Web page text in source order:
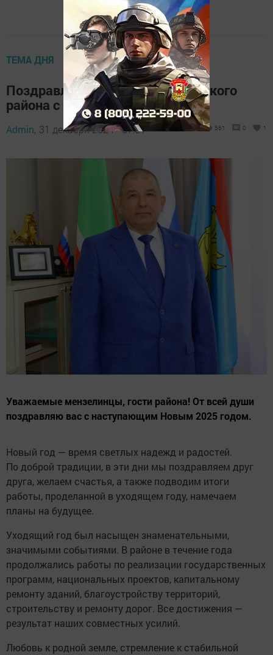
ТЕМА ДНЯ
Поздравление главы Мензелинского
района с Новым годом
Admin, 31 декабря 2024 - 07:51 561 0 1
Уважаемые мензелинцы, гости района! От всей души
поздравляю вас с наступающим Новым 2025 годом.
Новый год — время светлых надежд и радостей.
По доброй традиции, в эти дни мы поздравляем друг
друга, желаем счастья, а также подводим итоги
работы, проделанной в уходящем году, намечаем
планы на будущее.
Уходящий год был насыщен знаменательными,
значимыми событиями. В районе в течение года
продолжались работы по реализации государственных
программ, национальных проектов, капитальному
ремонту зданий, благоустройству территорий,
строительству и ремонту дорог. Все достижения —
результат наших совместных усилий.
Любовь к родной земле, стремление к стабильной